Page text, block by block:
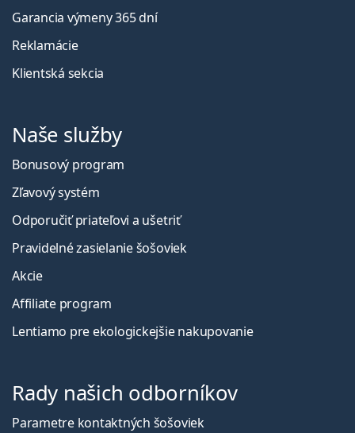
Garancia výmeny 365 dní
Reklamácie
Klientská sekcia
Naše služby
Bonusový program
Zľavový systém
Odporučiť priateľovi a ušetriť
Pravidelné zasielanie šošoviek
Akcie
Affiliate program
Lentiamo pre ekologickejšie nakupovanie
Rady našich odborníkov
Parametre kontaktných šošoviek